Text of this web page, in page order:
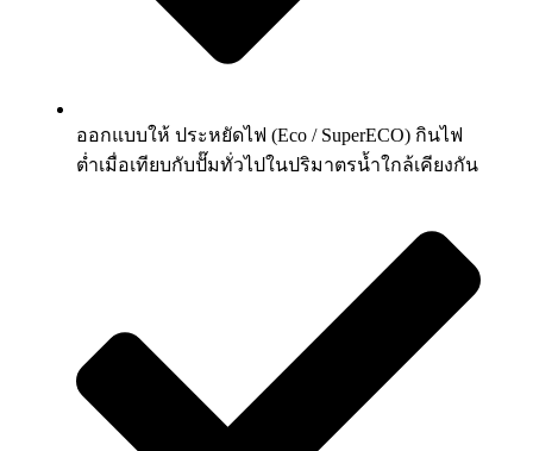
ออกแบบให้ ประหยัดไฟ (Eco / SuperECO) กินไฟ
ต่ำเมื่อเทียบกับปั๊มทั่วไปในปริมาตรน้ำใกล้เคียงกัน